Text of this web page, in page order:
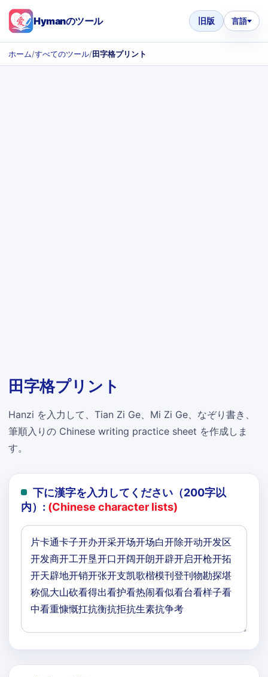
Hymanのツール 旧版 言語
ホーム/すべてのツール/田字格プリント
田字格プリント
Hanzi を入力して、Tian Zi Ge、Mi Zi Ge、なぞり書き、
筆順入りの Chinese writing practice sheet を作成しま
す。
下に漢字を入力してください（200字以
内）: (Chinese character lists)